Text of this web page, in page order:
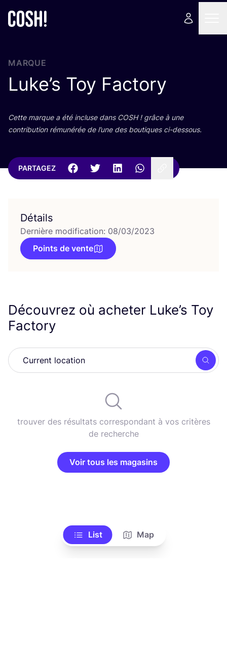
MARQUE
Luke’s Toy Factory
Cette marque a été incluse dans COSH! grâce à une
contri­bu­tion rému­né­rée de l’une des bou­tiques ci-dessous.
PARTAGEZ
Détails
Dernière modification: 08/03/2023
Points de vente
Découvrez où acheter Luke’s Toy
Factory
trouver des résultats correspondant à vos critères
de recherche
Voir tous les magasins
List Map